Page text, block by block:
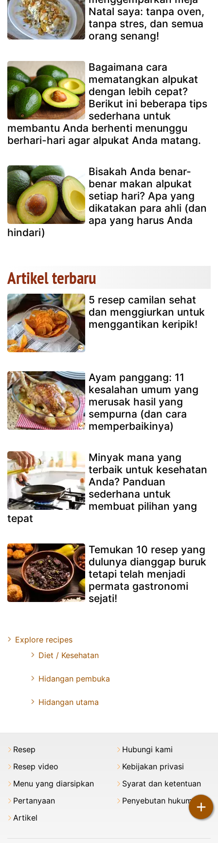
+
Natal saya: tanpa oven,
tanpa stres, dan semua
orang senang!
Bagaimana cara
mematangkan alpukat
dengan lebih cepat?
Berikut ini beberapa tips
sederhana untuk
membantu Anda berhenti menunggu
berhari-hari agar alpukat Anda matang.
Bisakah Anda benar-
benar makan alpukat
setiap hari? Apa yang
dikatakan para ahli (dan
apa yang harus Anda
hindari)
Artikel terbaru
5 resep camilan sehat
dan menggiurkan untuk
menggantikan keripik!
Ayam panggang: 11
kesalahan umum yang
merusak hasil yang
sempurna (dan cara
memperbaikinya)
Minyak mana yang
terbaik untuk kesehatan
Anda? Panduan
sederhana untuk
membuat pilihan yang
tepat
Temukan 10 resep yang
dulunya dianggap buruk
tetapi telah menjadi
permata gastronomi
sejati!
Explore recipes
Diet / Kesehatan
Hidangan pembuka
Hidangan utama
Resep
Resep video
Menu yang diarsipkan
Pertanyaan
Artikel
Hubungi kami
Kebijakan privasi
Syarat dan ketentuan
Penyebutan hukum